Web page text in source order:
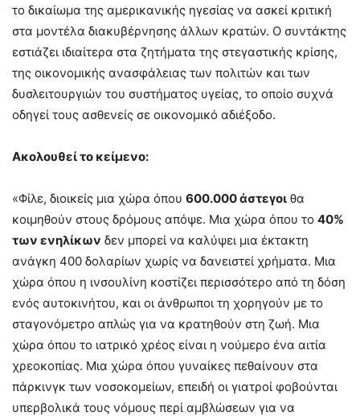
το δικαίωμα της αμερικανικής ηγεσίας να ασκεί κριτική
στα μοντέλα διακυβέρνησης άλλων κρατών. Ο συντάκτης
εστιάζει ιδιαίτερα στα ζητήματα της στεγαστικής κρίσης,
της οικονομικής ανασφάλειας των πολιτών και των
δυσλειτουργιών του συστήματος υγείας, το οποίο συχνά
οδηγεί τους ασθενείς σε οικονομικό αδιέξοδο.
Ακολουθεί το κείμενο:
«Φίλε, διοικείς μια χώρα όπου 600.000 άστεγοι θα
κοιμηθούν στους δρόμους απόψε. Μια χώρα όπου το 40%
των ενηλίκων δεν μπορεί να καλύψει μια έκτακτη
ανάγκη 400 δολαρίων χωρίς να δανειστεί χρήματα. Μια
χώρα όπου η ινσουλίνη κοστίζει περισσότερο από τη δόση
ενός αυτοκινήτου, και οι άνθρωποι τη χορηγούν με το
σταγονόμετρο απλώς για να κρατηθούν στη ζωή. Μια
χώρα όπου το ιατρικό χρέος είναι η νούμερο ένα αιτία
χρεοκοπίας. Μια χώρα όπου γυναίκες πεθαίνουν στα
πάρκινγκ των νοσοκομείων, επειδή οι γιατροί φοβούνται
υπερβολικά τους νόμους περί αμβλώσεων για να